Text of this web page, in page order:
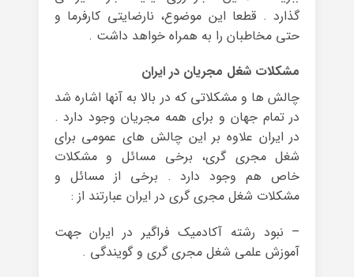
گذارد . قطعا این موضوع، نارضایتی کارفرما و
حتی مخاطبان را به همراه خواهد داشت .
مشکلات شغل مجریان در ایران
چالش ها و مشکلاتی که در بالا به آنها اشاره شد
در تمام جهان و برای همه مجریان وجود دارد .
در ایران علاوه بر این چالش های عمومی برای
شغل مجری گری، برخی مسائل و مشکلات
خاص هم وجود دارد . برخی از مسائل و
مشکلات شغل مجری گری در ایران عبارتند از :
– نبود رشته آکادمیک فراگیر در ایران جهت
آموزش علمی شغل مجری گری و گویندگی .